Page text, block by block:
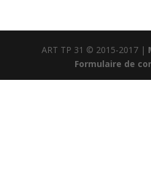
ART TP 31 © 2015-2017 |
Formulaire de